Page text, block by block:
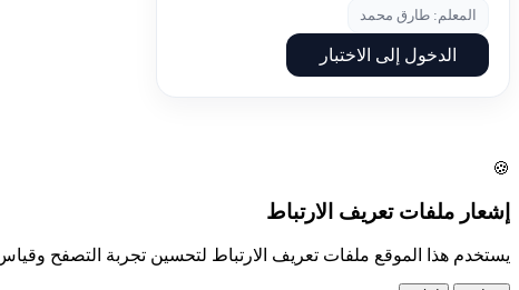
المعلم: طارق محمد
الدخول إلى الاختبار
🍪
إشعار ملفات تعريف الارتباط
يستخدم هذا الموقع ملفات تعريف الارتباط لتحسين تجربة التصفح